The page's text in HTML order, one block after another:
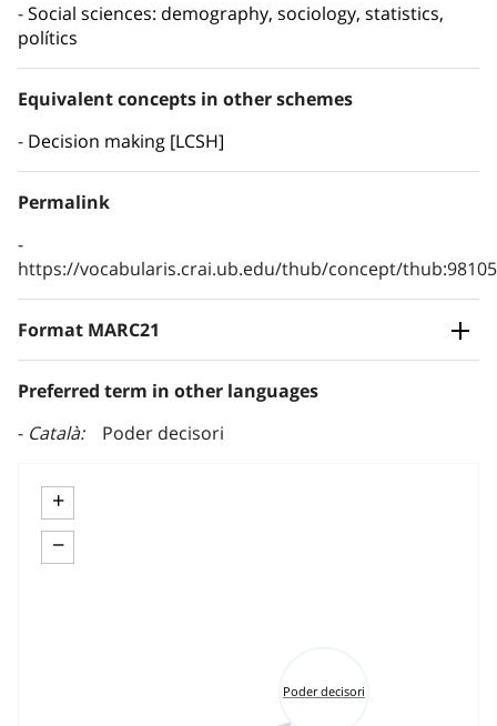
Social sciences: demography, sociology, statistics,
polítics
Equivalent concepts in other schemes
Decision making [LCSH]
Permalink
https://vocabularis.crai.ub.edu/thub/concept/
Format MARC21
Preferred term in other languages
Català
Poder decisori
+
−
Poder decisori